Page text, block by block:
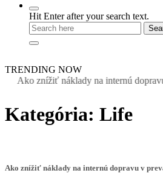
Hit Enter after your search text.
TRENDING NOW
Ako znížiť náklady na internú
Kategória: Life
Ako znížiť náklady na internú dopravu v